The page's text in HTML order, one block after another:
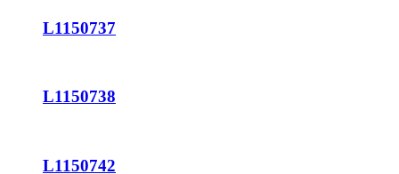
L1150737
L1150738
L1150742